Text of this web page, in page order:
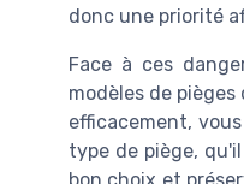
donc une priorité
Face à ces
modèles de
efficacement,
type de piège,
bon choix et